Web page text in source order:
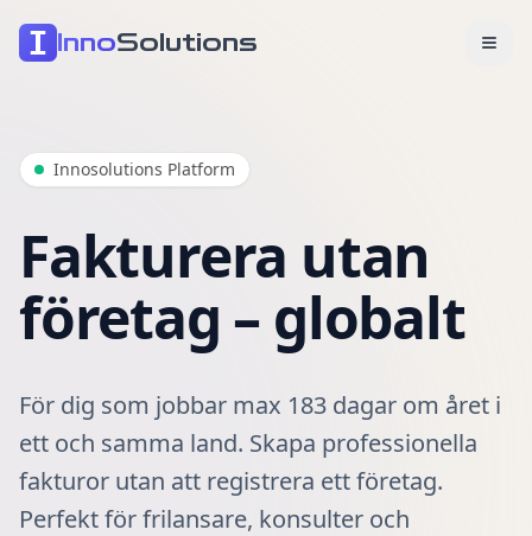
InnoSolutions
Innosolutions Platform
Fakturera utan
företag – globalt
För dig som jobbar max 183 dagar om året i
ett och samma land. Skapa professionella
fakturor utan att registrera ett företag.
Perfekt för frilansare, konsulter och